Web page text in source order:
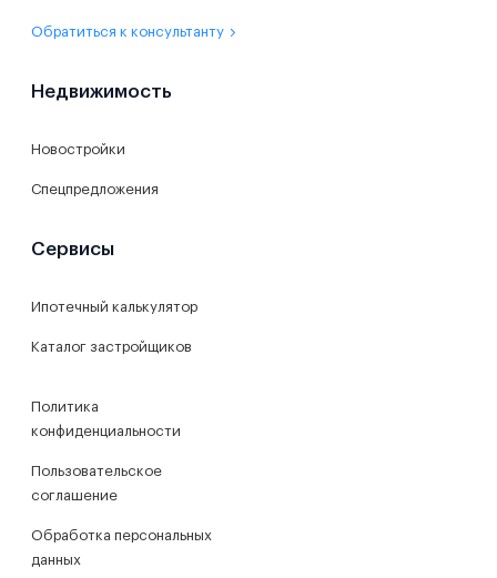
Обратиться к консультанту
Недвижимость
Новостройки
Спецпредложения
Сервисы
Ипотечный калькулятор
Каталог застройщиков
Политика
конфиденциальности
Пользовательское
соглашение
Обработка персональных
данных